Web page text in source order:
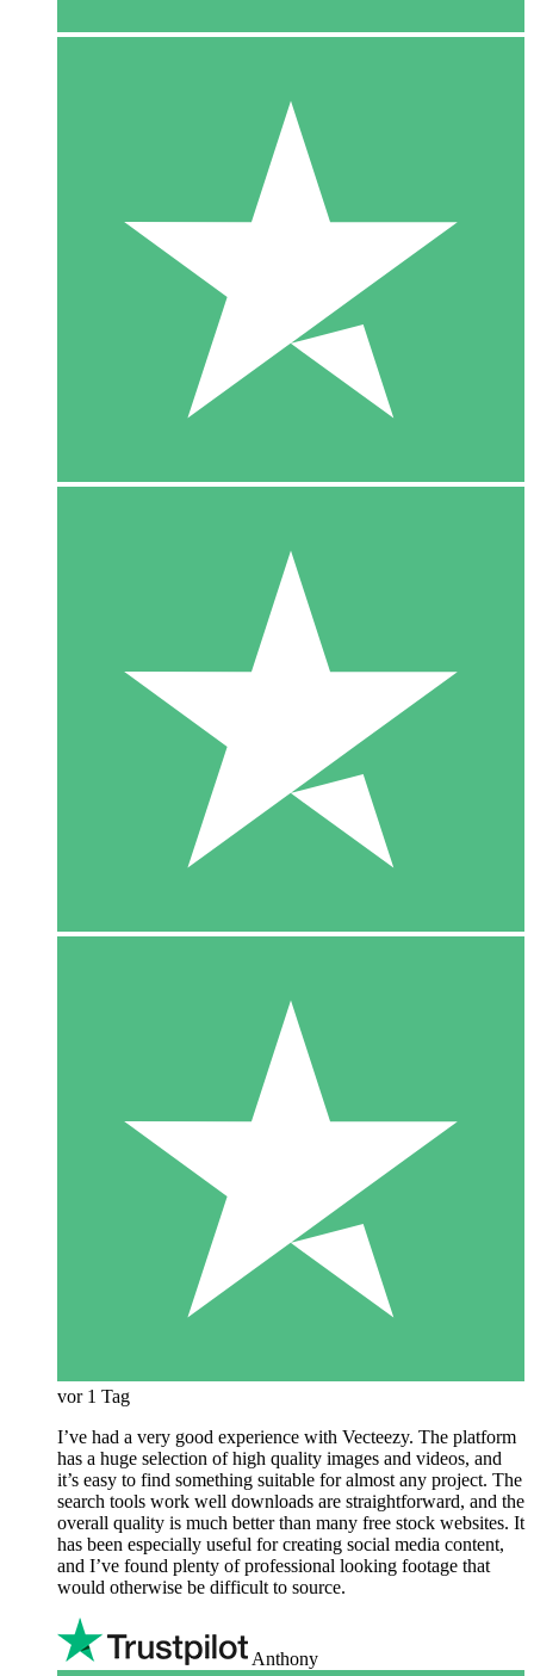
vor 1 Tag
I’ve had a very good experience with Vecteezy. The platform
has a huge selection of high quality images and videos, and
it’s easy to find something suitable for almost any project. The
search tools work well downloads are straightforward, and the
overall quality is much better than many free stock websites. It
has been especially useful for creating social media content,
and I’ve found plenty of professional looking footage that
would otherwise be difficult to source.
Anthony